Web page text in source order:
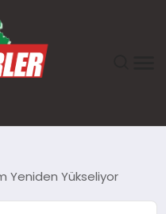
Yeniden Yükseliyor